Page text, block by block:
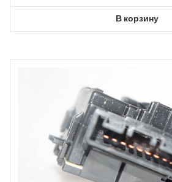
В корзину